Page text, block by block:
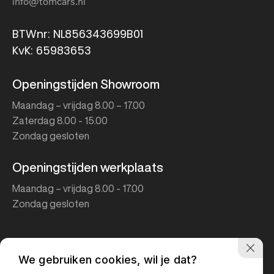
BTWnr: NL856343699B01
KvK: 65983653
Openingstijden Showroom
Maandag – vrijdag 8.00 – 17.00
Zaterdag 8.00 - 15.00
Zondag gesloten
Openingstijden werkplaats
Maandag – vrijdag 8.00 - 17.00
Zondag gesloten
We gebruiken cookies, wil je dat?